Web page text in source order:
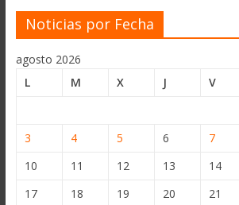
Noticias por Fecha
agosto 2026
L
M X J V
3
4 5 6 7
10
11 12 13 14
17
18 19 20 21